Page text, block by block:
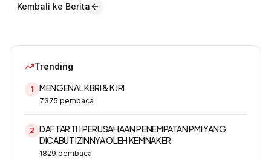
Kembali ke Berita
Trending
1 MENGENAL KBRI & KJRI
7375 pembaca
2 DAFTAR 111 PERUSAHAAN PENEMPATAN PMI YANG
DICABUT IZINNYA OLEH KEMNAKER
1829 pembaca